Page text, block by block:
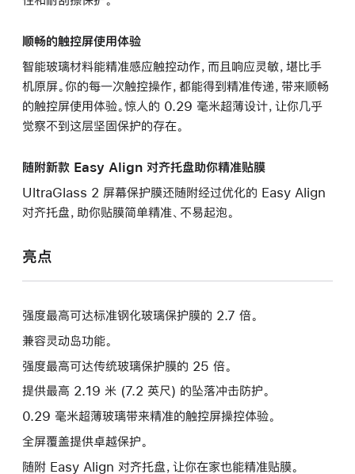
顺畅的触控屏使用体验
智能玻璃材料能精准感应触控动作，而且响应灵敏，堪比手
机原屏。你的每一次触控操作，都能得到精准传递，带来顺畅
的触控屏使用体验。惊人的 0.29 毫米超薄设计，让你几乎
觉察不到这层坚固保护的存在。
随附新款 Easy Align 对齐托盘助你精准贴膜
UltraGlass 2 屏幕保护膜还随附经过优化的 Easy Align
对齐托盘，助你贴膜简单精准、不易起泡。
亮点
强度最高可达标准钢化玻璃保护膜的 2.7 倍。
兼容灵动岛功能。
强度最高可达传统玻璃保护膜的 25 倍。
提供最高 2.19 米 (7.2 英尺) 的坠落冲击防护。
0.29 毫米超薄玻璃带来精准的触控屏操控体验。
全屏覆盖提供卓越保护。
随附 Easy Align 对齐托盘，让你在家也能精准贴膜。